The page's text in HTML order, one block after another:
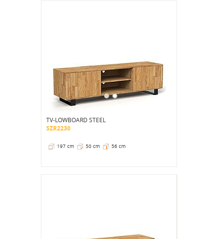
TV-LOWBOARD STEEL
SZR2230
197 cm 50 cm 56 cm